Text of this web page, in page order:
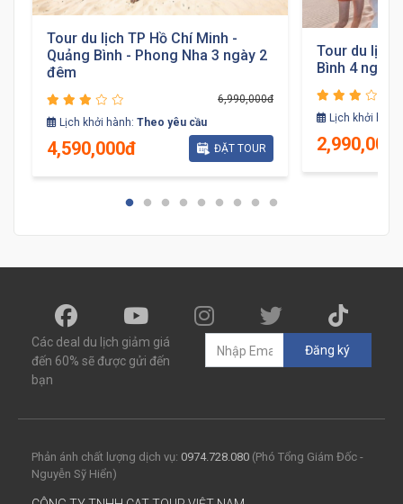
Tour du lịch TP Hồ Chí Minh -
Quảng Bình - Phong Nha 3 ngày 2
đêm
6,990,000đ
Lịch khởi hành: Theo yêu cầu
4,590,000đ ĐẶT TOUR
Tour du lịch
Bình 4 ngày
Lịch khởi
Các deal du lịch giảm giá
đến 60% sẽ được gửi đến
bạn
Đăng ký
Phản ánh chất lượng dịch vụ: 0974.728.080 (Phó Tổng Giám Đốc -
Nguyễn Sỹ Hiển)